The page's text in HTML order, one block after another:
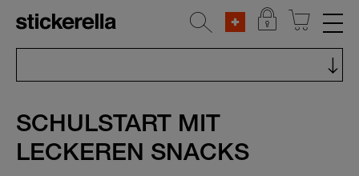
KLEIDERSTICKER
Bastelideen
SCHULSTART MIT
LECKEREN SNACKS